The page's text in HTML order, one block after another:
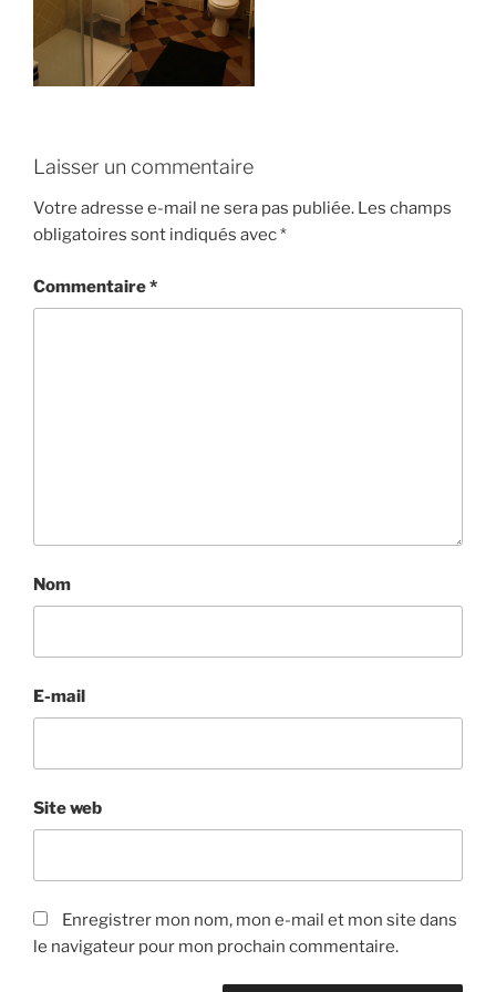
Laisser un commentaire
Votre adresse e-mail ne sera pas publiée. Les champs
obligatoires sont indiqués avec*
Commentaire*
Nom
E-mail
Site web
Enregistrer mon nom, mon e-mail et mon site dans
le navigateur pour mon prochain commentaire.